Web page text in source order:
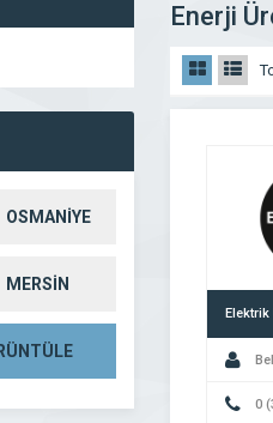
OSMANİYE
MERSİN
Enerji
0